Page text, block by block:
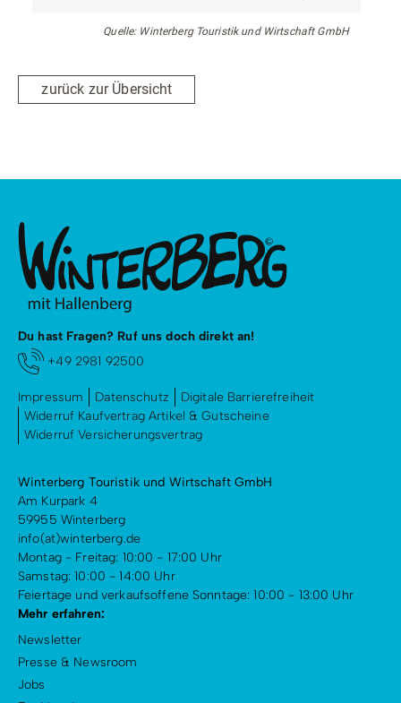
Quelle: Winterberg Touristik und Wirtschaft GmbH
zurück zur Übersicht
Du hast Fragen? Ruf uns doch direkt an!
+49 2981 92500
Impressum Datenschutz
Digitale Barrierefreiheit
Widerruf Kaufvertrag Artikel & Gutscheine
Widerruf Versicherungsvertrag
Winterberg Touristik und Wirtschaft GmbH
Am Kurpark 4
59955 Winterberg
info(at)winterberg.de
Montag - Freitag: 10:00 - 17:00 Uhr
Samstag: 10:00 - 14:00 Uhr
Feiertage und verkaufsoffene Sonntage: 10:00 - 13:00 Uhr
Mehr erfahren:
Newsletter
Presse & Newsroom
Jobs